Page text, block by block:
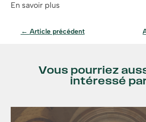
En savoir plus
← Article précédent
Vous pourriez
intéressé